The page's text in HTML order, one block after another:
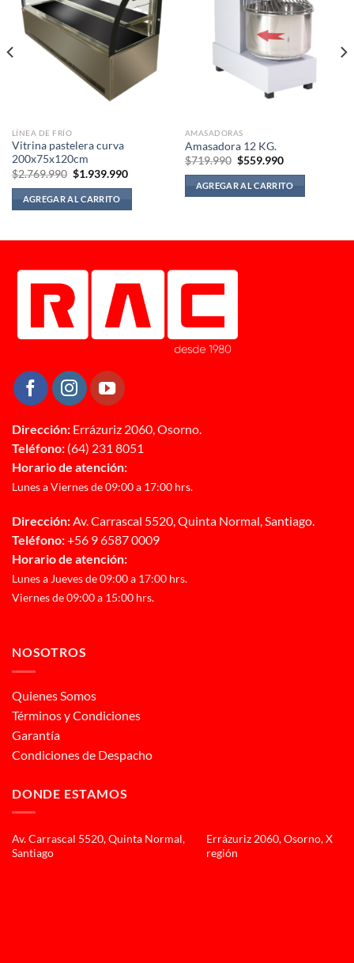
LÍNEA DE FRÍO
Vitrina pastelera curva
200x75x120cm
$2.769.990 El
original
era:
$2.769.990.
$1.939.990El
$1.939.990.
AGREGAR AL CARRITO
AMASADORAS
Amasadora 12 KG.
$719.990 El
original
era:
$719.990.
$559.990El
actual
es:
$559.990.
AGREGAR AL CARRITO
Dirección: Errázuriz 2060, Osorno.
Teléfono: (64) 231 8051
Horario de atención:
Lunes a Viernes de 09:00 a 17:00 hrs.
Dirección:Av. Carrascal 5520, Quinta Normal, Santiago.
Teléfono:+56 9 6587 0009
Horario de atención:
Lunes a Jueves de 09:00 a 17:00 hrs.
Viernes de 09:00 a 15:00 hrs.
NOSOTROS
Quienes Somos
Términos y Condiciones
Garantía
Condiciones de Despacho
DONDE ESTAMOS
Av. Carrascal 5520, Quinta Normal,
Santiago
Errázuriz 2060, Osorno, X
región